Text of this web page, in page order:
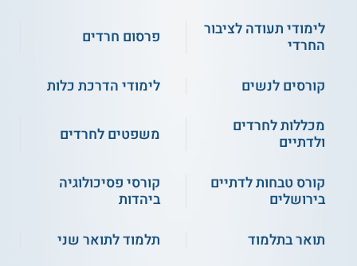
לימודי תעודה לציבור
החרדי
פרסום חרדים
קורסים לנשים
לימודי הדרכת כלות
מכללות לחרדים
ולדתיים
משפטים לחרדים
קורס טבחות לדתיים
בירושלים
קורסי פסיכולוגיה
ביהדות
תואר בתלמוד
תלמוד לתואר שני